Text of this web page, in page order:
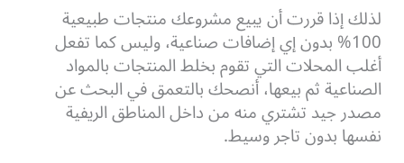
لذلك إذا قررت أن يبيع مشروعك منتجات طبيعية
100% بدون إي إضافات صناعية، وليس كما تفعل
أغلب المحلات التي تقوم بخلط المنتجات بالمواد
الصناعية ثم بيعها، أنصحك بالتعمق في البحث عن
مصدر جيد تشتري منه من داخل المناطق الريفية
نفسها بدون تاجر وسيط.